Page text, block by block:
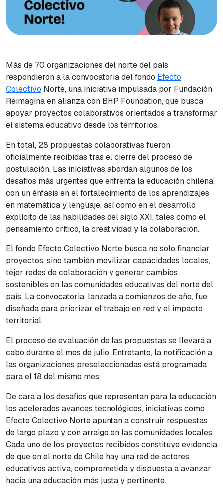
Más de 70 organizaciones del norte del país
respondieron a la convocatoria del fondo Efecto
Colectivo Norte, una iniciativa impulsada por Fundación
Reimagina en alianza con BHP Foundation, que busca
apoyar proyectos colaborativos orientados a transformar
el sistema educativo desde los territorios.
En total, 28 propuestas colaborativas fueron
oficialmente recibidas tras el cierre del proceso de
postulación. Las iniciativas abordan algunos de los
desafíos más urgentes que enfrenta la educación chilena,
con un énfasis en el fortalecimiento de los aprendizajes
en matemática y lenguaje, así como en el desarrollo
explícito de las habilidades del siglo XXI, tales como el
pensamiento crítico, la creatividad y la colaboración.
El fondo Efecto Colectivo Norte busca no solo financiar
proyectos, sino también movilizar capacidades locales,
tejer redes de colaboración y generar cambios
sostenibles en las comunidades educativas del norte del
país. La convocatoria, lanzada a comienzos de año, fue
diseñada para priorizar el trabajo en red y el impacto
territorial.
El proceso de evaluación de las propuestas se llevará a
cabo durante el mes de julio. Entretanto, la notificación a
las organizaciones preseleccionadas está programada
para el 18 del mismo mes.
De cara a los desafíos que representan para la educación
los acelerados avances tecnológicos, iniciativas como
Efecto Colectivo Norte apuntan a construir respuestas
de largo plazo y con arraigo en las comunidades locales.
Cada uno de los proyectos recibidos constituye evidencia
de que en el norte de Chile hay una red de actores
educativos activa, comprometida y dispuesta a avanzar
hacia una educación más justa y pertinente.